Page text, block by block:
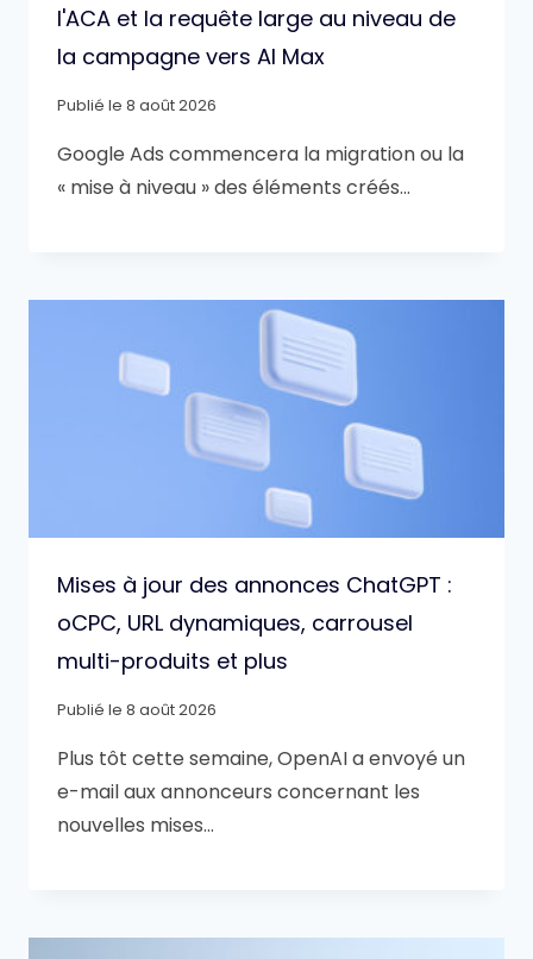
l'ACA et la requête large au niveau de
la campagne vers AI Max
Publié le 8 août 2026
Google Ads commencera la migration ou la
« mise à niveau » des éléments créés…
Mises à jour des annonces ChatGPT :
oCPC, URL dynamiques, carrousel
multi-produits et plus
Publié le 8 août 2026
Plus tôt cette semaine, OpenAI a envoyé un
e-mail aux annonceurs concernant les
nouvelles mises…